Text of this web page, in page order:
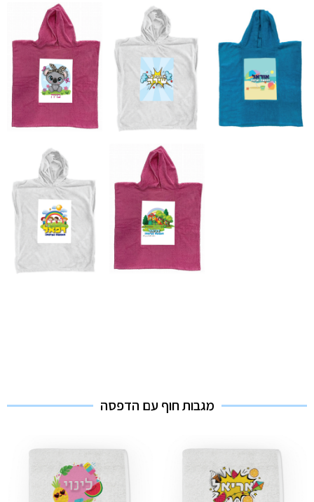
מגבות חוף עם הדפסה